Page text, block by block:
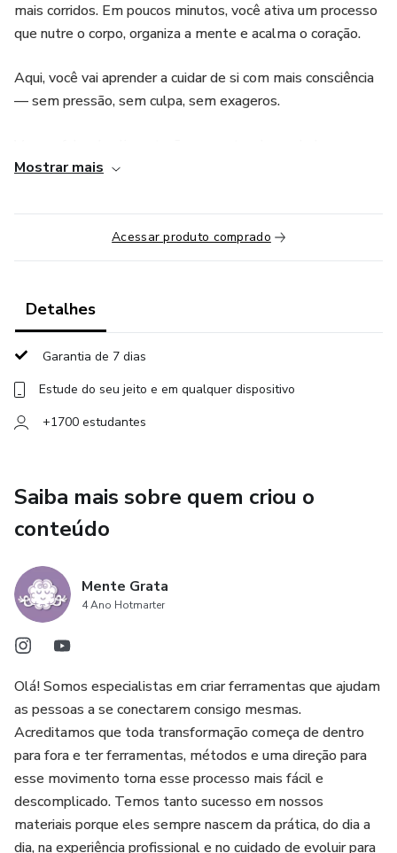
mais corridos. Em poucos minutos, você ativa um processo
que nutre o corpo, organiza a mente e acalma o coração.
Aqui, você vai aprender a cuidar de si com mais consciência
— sem pressão, sem culpa, sem exageros.
movimentos suaves que respeitam seus limites, sono
qualquer mudança duradoura.
Se você já tentou dietas ou treinos exaustivos e mesmo
A verdadeira transformação começa quando o corpo e a
mente se olham, se ouvem… e caminham juntas.
Essa imersão revela que cuidar de si pode — e deve — ser
prazeroso.
É sobre reconexão.
para viver com mais equilíbrio, presença e amor-próprio.
Do seu jeito. No seu tempo.
Mostrar mais
Acessar produto comprado
Detalhes
Garantia de 7 dias
Estude do seu jeito e em qualquer dispositivo
+1700 estudantes
Saiba mais sobre quem criou o
conteúdo
Mente Grata
4 Ano Hotmarter
Olá! Somos especialistas em criar ferramentas que ajudam
as pessoas a se conectarem consigo mesmas.
Acreditamos que toda transformação começa de dentro
para fora e ter ferramentas, métodos e uma direção para
esse movimento torna esse processo mais fácil e
descomplicado. Temos tanto sucesso em nossos
materiais porque eles sempre nascem da prática, do dia a
dia, na experiência profissional e no cuidado de evoluir para